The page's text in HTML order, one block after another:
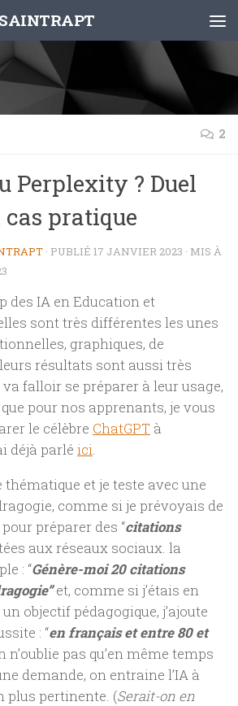
2
Perplexity ? Duel
cas pratique
· PUBLIÉ 17 JANVIER 2023 · MIS À
des IA en Education et
sont très différentes les unes
graphiques, de
résultats sont aussi très
va falloir se préparer à leur usage,
pour nos apprenants, je vous
le célèbre ChatGPT à
déjà parlé ici.
et je teste avec une
comme si je prévoyais de
préparer des “citations
aux réseaux sociaux. la
: “Génère-moi 20 citations
et, comme si j’étais en
objectif pédagogique, j’ajoute
: “en français et entre 80 et
n’oublie pas qu’en même temps
demande, on entraine l’IA à
plus pertinente. (Serait-on en